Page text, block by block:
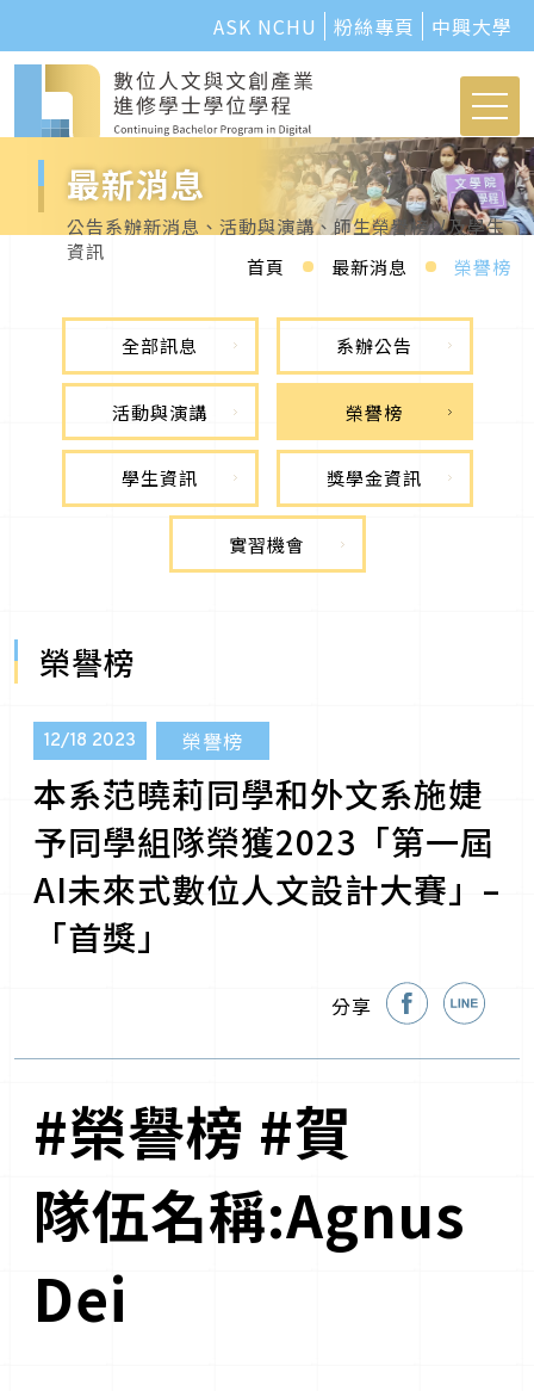
ASK NCHU 粉絲專頁 中興大學
最新消息
公告系辦新消息、活動與演講、師生榮譽榜以及學生
資訊
首頁 最新消息 榮譽榜
全部訊息 系辦公告
活動與演講 榮譽榜
學生資訊 獎學金資訊
實習機會
榮譽榜
12/18 2023 榮譽榜
本系范曉莉同學和外文系施婕
予同學組隊榮獲2023「第一屆
AI未來式數位人文設計大賽」–
「首獎」
分享
#榮譽榜 #賀
隊伍名稱:Agnus
Dei